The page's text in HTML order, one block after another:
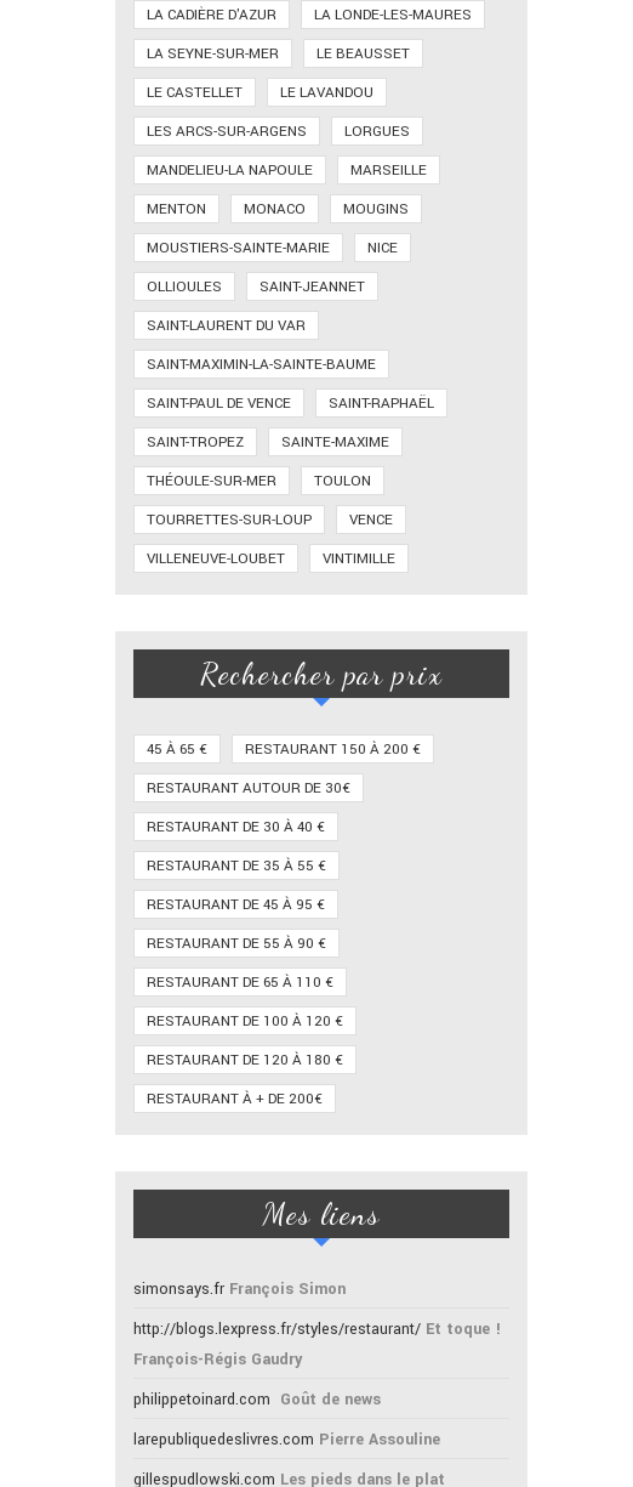
LA CADIÈRE D'AZUR
LA LONDE-LES-MAURES
LA SEYNE-SUR-MER
LE BEAUSSET
LE CASTELLET
LE LAVANDOU
LES ARCS-SUR-ARGENS
LORGUES
MANDELIEU-LA NAPOULE
MARSEILLE
MENTON
MONACO
MOUGINS
MOUSTIERS-SAINTE-MARIE
NICE
OLLIOULES
SAINT-JEANNET
SAINT-LAURENT DU VAR
SAINT-MAXIMIN-LA-SAINTE-BAUME
SAINT-PAUL DE VENCE
SAINT-RAPHAËL
SAINT-TROPEZ
SAINTE-MAXIME
THÉOULE-SUR-MER
TOULON
TOURRETTES-SUR-LOUP
VENCE
VILLENEUVE-LOUBET
VINTIMILLE
Rechercher par prix
45 À 65 €
RESTAURANT 150 À 200 €
RESTAURANT AUTOUR DE 30€
RESTAURANT DE 30 À 40 €
RESTAURANT DE 35 À 55 €
RESTAURANT DE 45 À 95 €
RESTAURANT DE 55 À 90 €
RESTAURANT DE 65 À 110 €
RESTAURANT DE 100 À 120 €
RESTAURANT DE 120 À 180 €
RESTAURANT À + DE 200€
Mes liens
simonsays.fr François Simon
http://blogs.lexpress.fr/styles/restaurant/ Et toque !
François-Régis Gaudry
philippetoinard.com Goût de news
larepubliquedeslivres.com Pierre Assouline
gillespudlowski.com Les pieds dans le plat